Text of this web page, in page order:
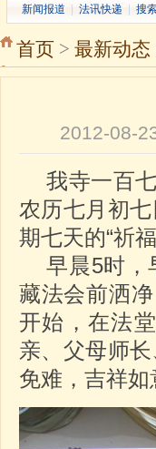
新闻报道 法讯快递 搜
首页 > 最新动态
2012-08-
我寺一百七
农历七月初
期七天的“祈
早晨5时，
藏法会前洒
开始，在法
亲、父母师
免难，吉祥